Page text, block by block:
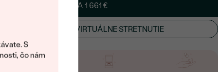
S
čo nám
PRIDAŤ DO KOŠÍKA1 661 €
OSOBNÉ ALEBO VIRTUÁLNE STRETNUTIE
Eppi.
vám
kód na